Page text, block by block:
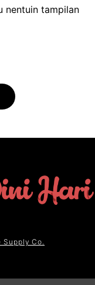
nentuin tampilan
Supply Co.